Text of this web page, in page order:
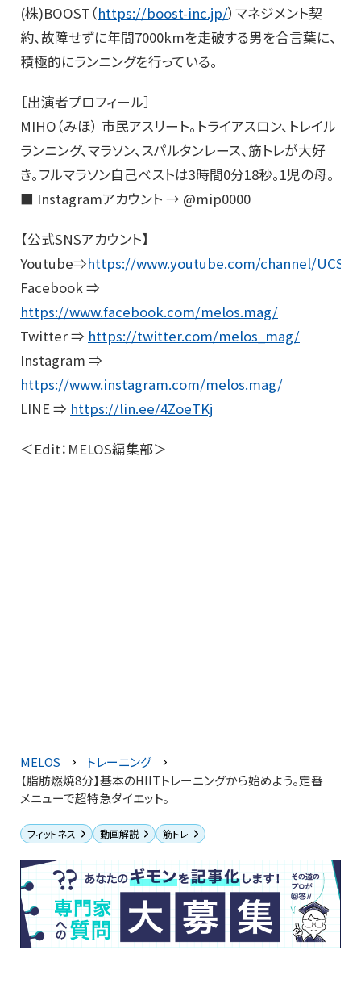
(株)BOOST（https://boost-inc.jp/）マネジメント契
約、故障せずに年間7000kmを走破する男を合言葉に、
積極的にランニングを行っている。
［出演者プロフィール］
MIHO（みほ） 市民アスリート。トライアスロン、トレイル
ランニング、マラソン、スパルタンレース、筋トレが大好
き。フルマラソン自己ベストは3時間0分18秒。1児の母。
■ Instagramアカウント → @mip0000
【公式SNSアカウント】
Youtube⇒https://www.youtube.com/channel/
Facebook ⇒
https://www.facebook.com/melos.mag/
Twitter ⇒ https://twitter.com/melos_mag/
Instagram ⇒
https://www.instagram.com/melos.mag/
LINE ⇒ https://lin.ee/4ZoeTKj
＜Edit：MELOS編集部＞
MELOS
トレーニング
【脂肪燃焼8分】基本のHIITトレーニングから始めよう。定番
メニューで超特急ダイエット。
フィットネス 動画解説 筋トレ